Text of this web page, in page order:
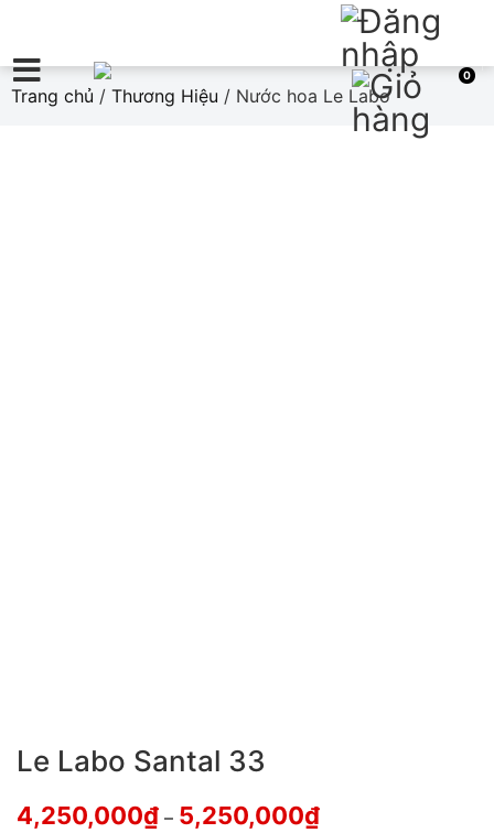
0
Trang chủ / Thương Hiệu / Nước hoa Le Labo
Le Labo Santal 33
4,250,000₫ – 5,250,000₫